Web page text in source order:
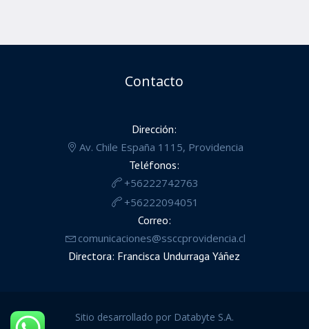
Contacto
Dirección:
Av. Chile España 1115, Providencia
Teléfonos:
+56222742763
+56222094051
Correo:
comunicaciones@ssccprovidencia.cl
Directora: Francisca Undurraga Yáñez
Sitio desarrollado por Databyte S.A.